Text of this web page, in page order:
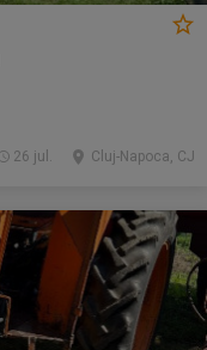
Cluj-Napoca, CJ
26 jul.